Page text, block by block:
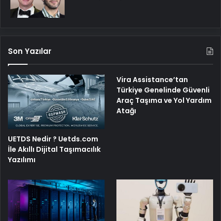
Son Yazılar
UETDS Nedir ? Uetds.com
İle Akıllı Dijital Taşımacılık
Yazılımı
Vira Assistance’tan
Türkiye Genelinde Güvenli
Araç Taşıma ve Yol Yardım
Atağı